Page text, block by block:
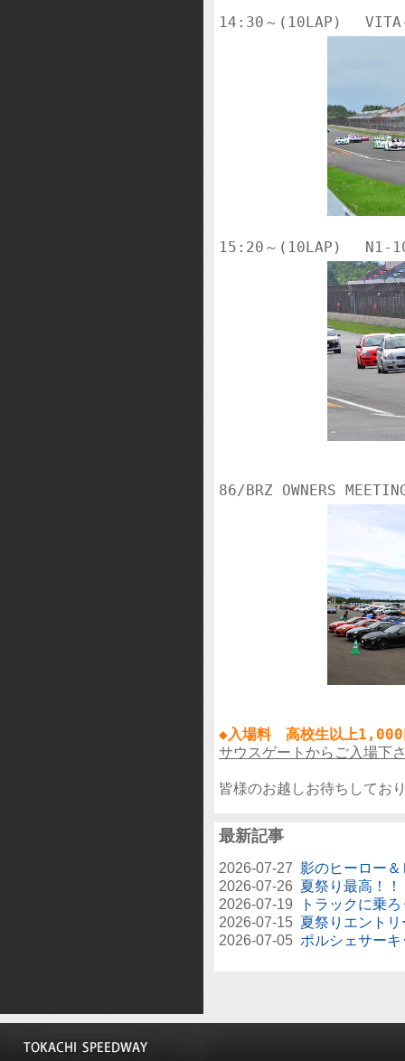
86/BRZ OWNERS
◆入場料　高校生以上
サウスゲートからご入場下
最新記事
2026-07-27 影のヒーロー
2026-07-26 夏祭り最高！！
2026-07-19
トラックに乗
2026-07-15 夏祭りエント
2026-07-05 ポルシェサーキ